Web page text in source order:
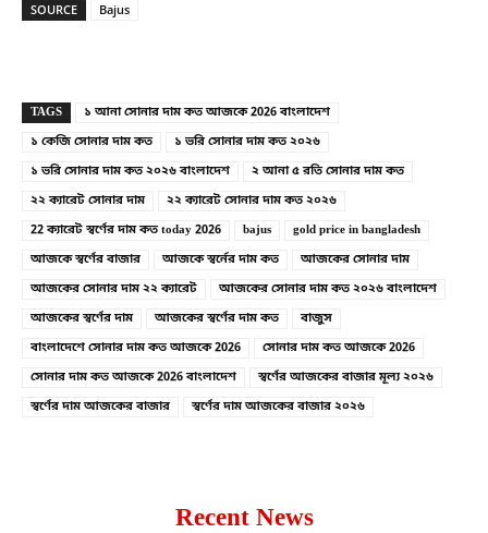
SOURCE Bajus
TAGS
১ আনা সোনার দাম কত আজকে 2026 বাংলাদেশ
১ কেজি সোনার দাম কত
১ ভরি সোনার দাম কত ২০২৬
১ ভরি সোনার দাম কত ২০২৬ বাংলাদেশ
২ আনা ৫ রতি সোনার দাম কত
২২ ক্যারেট সোনার দাম
২২ ক্যারেট সোনার দাম কত ২০২৬
22 ক্যারেট স্বর্ণের দাম কত today 2026
bajus
gold price in bangladesh
আজকে স্বর্ণের বাজার
আজকে স্বর্নের দাম কত
আজকের সোনার দাম
আজকের সোনার দাম ২২ ক্যারেট
আজকের সোনার দাম কত ২০২৬ বাংলাদেশ
আজকের স্বর্ণের দাম
আজকের স্বর্ণের দাম কত
বাজুস
বাংলাদেশে সোনার দাম কত আজকে 2026
সোনার দাম কত আজকে 2026
সোনার দাম কত আজকে 2026 বাংলাদেশ
স্বর্ণের আজকের বাজার মূল্য ২০২৬
স্বর্ণের দাম আজকের বাজার
স্বর্ণের দাম আজকের বাজার ২০২৬
Recent News